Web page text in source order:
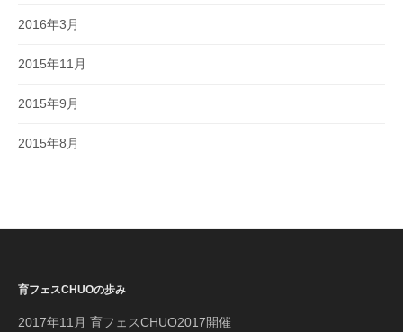
2016年3月
2015年11月
2015年9月
2015年8月
育フェスCHUOの歩み
2017年11月 育フェスCHUO2017開催